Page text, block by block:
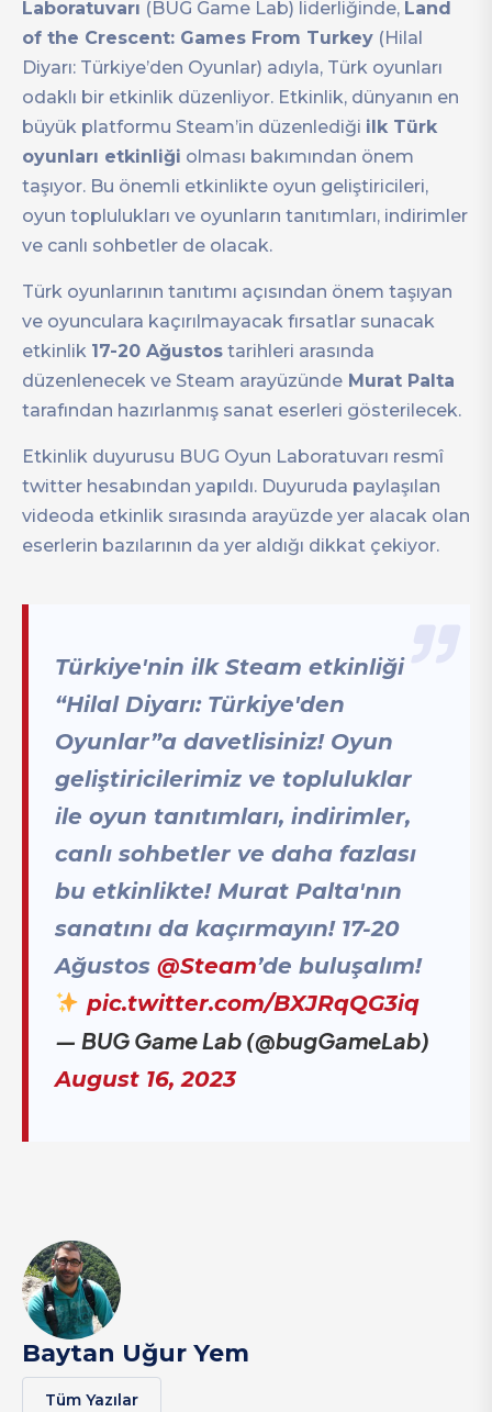
Laboratuvarı (BUG Game Lab) liderliğinde, Land
of the Crescent: Games From Turkey (Hilal
Diyarı: Türkiye’den Oyunlar) adıyla, Türk oyunları
odaklı bir etkinlik düzenliyor. Etkinlik, dünyanın en
büyük platformu Steam’in düzenlediği ilk Türk
oyunları etkinliği olması bakımından önem
taşıyor. Bu önemli etkinlikte oyun geliştiricileri,
oyun toplulukları ve oyunların tanıtımları, indirimler
ve canlı sohbetler de olacak.
Türk oyunlarının tanıtımı açısından önem taşıyan
ve oyunculara kaçırılmayacak fırsatlar sunacak
etkinlik 17-20 Ağustos tarihleri arasında
düzenlenecek ve Steam arayüzünde Murat Palta
tarafından hazırlanmış sanat eserleri gösterilecek.
Etkinlik duyurusu BUG Oyun Laboratuvarı resmî
twitter hesabından yapıldı. Duyuruda paylaşılan
videoda etkinlik sırasında arayüzde yer alacak olan
eserlerin bazılarının da yer aldığı dikkat çekiyor.
Türkiye'nin ilk Steam etkinliği
“Hilal Diyarı: Türkiye'den
Oyunlar”a davetlisiniz! Oyun
geliştiricilerimiz ve topluluklar
ile oyun tanıtımları, indirimler,
canlı sohbetler ve daha fazlası
bu etkinlikte! Murat Palta'nın
sanatını da kaçırmayın! 17-20
Ağustos @Steam’de buluşalım!
pic.twitter.com/BXJRqQG3iq
— BUG Game Lab (@bugGameLab)
August 16, 2023
Baytan Uğur Yem
Tüm Yazılar